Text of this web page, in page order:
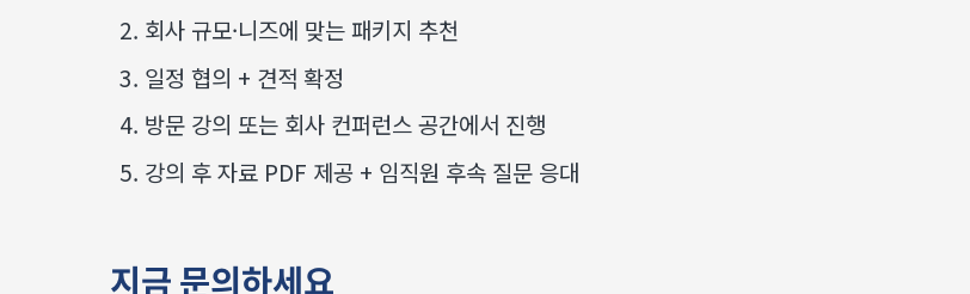
회사 규모·니즈에 맞는 패키지 추천
일정 협의 + 견적 확정
방문 강의 또는 회사 컨퍼런스 공간에서 진행
강의 후 자료 PDF 제공 + 임직원 후속 질문 응대
지금 문의하세요